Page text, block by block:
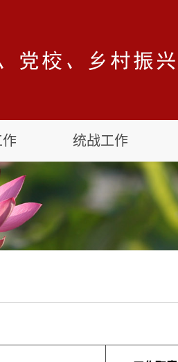
作 统战工作